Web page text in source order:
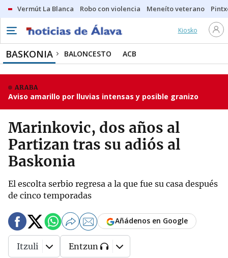
Vermút La Blanca Robo con violencia Meneíto veterano
Kiosko
BASKONIA BALONCESTO ACB
ARABA
Aviso amarillo por lluvias intensas y posible granizo
Marinkovic, dos años al
Partizan tras su adiós al
Baskonia
El escolta serbio regresa a la que fue su casa después
de cinco temporadas
Añádenos en Google
Itzuli Entzun